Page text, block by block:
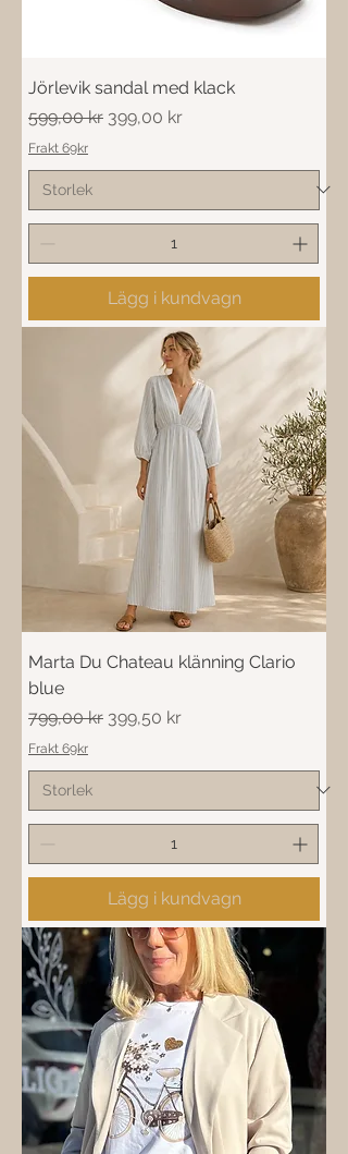
Jörlevik sandal med klack
Ordinarie pris
599,00 kr Reapris
399,00 kr
Frakt 69kr
Lägg i kundvagn
Marta Du Chateau klänning Clario
blue
Ordinarie pris
799,00 kr Reapris
399,50 kr
Frakt 69kr
Lägg i kundvagn